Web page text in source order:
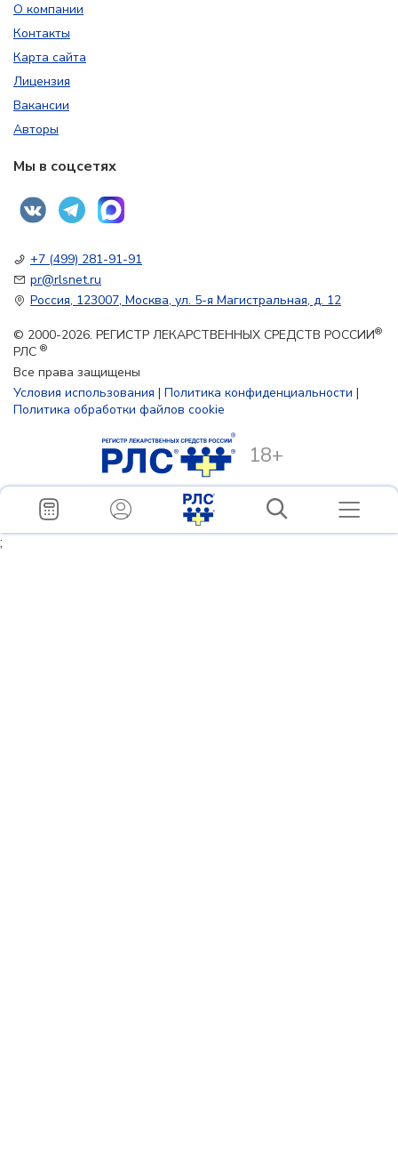
О компании
Контакты
Карта сайта
Лицензия
Вакансии
Авторы
Мы в соцсетях
+7 (499) 281-91-91
pr@rlsnet.ru
Россия, 123007, Москва, ул. 5-я Магистральная, д. 12
© 2000-2026. РЕГИСТР ЛЕКАРСТВЕННЫХ СРЕДСТВ РОССИИ®
РЛС ®
Все права защищены
Условия использования | Политика конфиденциальности |
Политика обработки файлов cookie
18+
;